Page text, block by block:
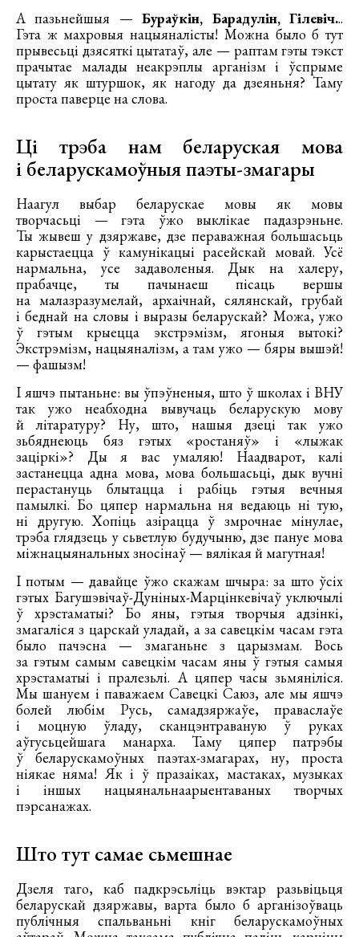
А пазьнейшыя —Бураўкін, Барадулін, Гілевіч...
Гэта ж махровыя нацыяналісты! Можна было б тут
прывесьці дзясяткі цытатаў, але — раптам гэты тэкст
прачытае малады неакрэплы арганізм і ўспрыме
цытату як штуршок, як нагоду да дзеяньня? Таму
проста паверце на слова.
Ці трэба нам беларуская мова
і беларускамоўныя паэты-змагары
Наагул выбар беларускае мовы як мовы
творчасьці — гэта ўжо выклікае падазрэньне.
Ты жывеш у дзяржаве, дзе пераважная большасьць
карыстаецца ў камунікацыі расейскай мовай. Усё
нармальна, усе задаволеныя. Дык на халеру,
прабачце, ты пачынаеш пісаць вершы
на малазразумелай, архаічнай, сялянскай, грубай
і беднай на словы і выразы беларускай? Можа, ужо
ў гэтым крыецца экстрэмізм, ягоныя вытокі?
Экстрэмізм, нацыяналізм, а там ужо — бяры вышэй!
— фашызм!
І яшчэ пытаньне: вы ўпэўненыя, што ў школах і ВНУ
так ужо неабходна вывучаць беларускую мову
й літаратуру? Ну, што, нашыя дзеці так ужо
зьбяднеюць бяз гэтых «ростаняў» і «лыжак
заціркі»? Ды я вас умаляю! Наадварот, калі
застанецца адна мова, мова большасьці, дык вучні
перастануць блытацца і рабіць гэтыя вечныя
памылкі. Бо цяпер нармальна ня ведаюць ні тую,
ні другую. Хопіць азірацца ў змрочнае мінулае,
трэба глядзець у сьветлую будучыню, дзе пануе мова
міжнацыянальных зносінаў — вялікая й магутная!
І потым — давайце ўжо скажам шчыра: за што ўсіх
гэтых Багушэвічаў-Дуніных-Марцінкевічаў уключылі
ў хрэстаматыі? Бо яны, гэтыя творчыя адзінкі,
змагаліся з царскай уладай, а за савецкім часам гэта
было пачэсна — змаганьне з царызмам. Вось
за гэтым самым савецкім часам яны ў гэтыя самыя
хрэстаматыі і пралезьлі. А цяпер часы зьмяніліся.
Мы шануем і паважаем Савецкі Саюз, але мы яшчэ
болей любім Русь, самадзяржаўе, праваслаўе
і моцную ўладу, сканцэнтраваную ў руках
аўгусьцейшага манарха. Таму цяпер патрэбы
ў беларускамоўных паэтах-змагарах, ну, проста
ніякае няма! Як і ў празаіках, мастаках, музыках
і іншых нацыянальнаарыентаваных творчых
пэрсанажах.
Што тут самае сьмешнае
Дзеля таго, каб падкрэсьліць вэктар разьвіцьця
беларускай дзяржавы, варта было б арганізоўваць
публічныя спальваньні кніг беларускамоўных